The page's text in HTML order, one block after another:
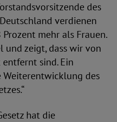
des
verdienen
mehr als Frauen.
und zeigt, dass wir von
sind. Ein
des
hat die